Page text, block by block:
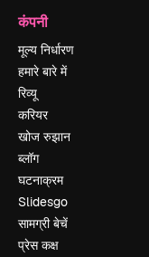
कंपनी
मूल्य निर्धारण
हमारे बारे में
रिव्यू
करियर
खोज रुझान
ब्लॉग
घटनाक्रम
Slidesgo
सामग्री बेचें
प्रेस कक्ष